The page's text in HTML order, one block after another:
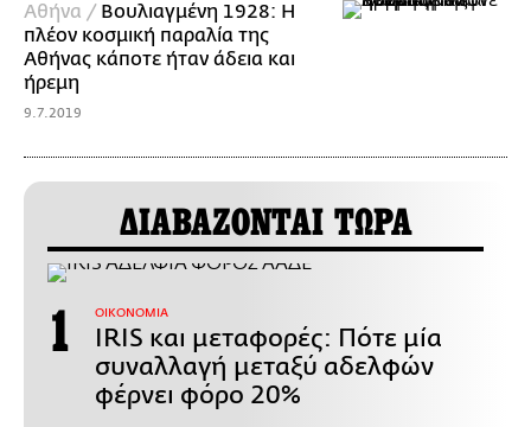
Αθήνα / Βουλιαγμένη 1928: Η
πλέον κοσμική παραλία της
Αθήνας κάποτε ήταν άδεια και
ήρεμη
9.7.2019
ΔΙΑΒΑΖΟΝΤΑΙ ΤΩΡΑ
ΟΙΚΟΝΟΜΙΑ
IRIS και μεταφορές: Πότε μία
συναλλαγή μεταξύ αδελφών
φέρνει φόρο 20%